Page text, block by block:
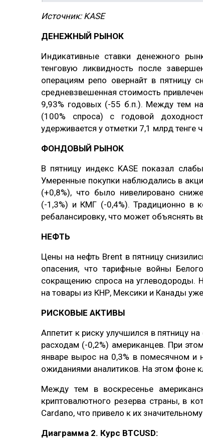
Источник: KASE
ДЕНЕЖНЫЙ РЫНОК
Индикативные ставки денежного
тенговую ликвидность после
операциям репо овернайт в пятницу
средневзвешенная стоимость
9,93% годовых (-55 б.п.). Между тем
(100% спроса) с годовой
удерживается у отметки 7,1 млрд
ФОНДОВЫЙ РЫНОК
В пятницу индекс KASE показал
Умеренные покупки наблюдались в
(+0,8%), что было нивелировано
(-1,3%) и КМГ (-0,4%). Традиционно в
ребалансировку, что может объяснять
НЕФТЬ
Цены на нефть Brent в пятницу
опасения, что тарифные войны
сокращению спроса на углеводороды.
на товары из КНР, Мексики и Канады
РИСКОВЫЕ АКТИВЫ
Аппетит к риску улучшился в пятницу
расходам (-0,2%) американцев. При
январе вырос на 0,3% в помесячном и
ожиданиями аналитиков. На этом
Между тем в воскресенье
криптовалютного резерва страны, в
Cardano, что привело к их
Диаграмма 2. Курс BTCUSD: